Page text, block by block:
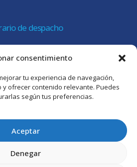
consentimiento
tu experiencia de navegación,
y ofrecer contenido relevante. Puedes
según tus preferencias.
Aceptar
Denegar
de despacho
8:30 a 15:30 hrs.
al cliente
de 09:00 a 17:45 hrs.